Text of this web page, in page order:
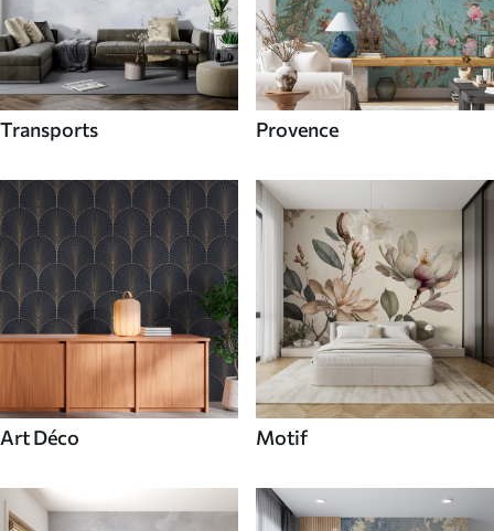
Transports Provence
Art Déco Motif